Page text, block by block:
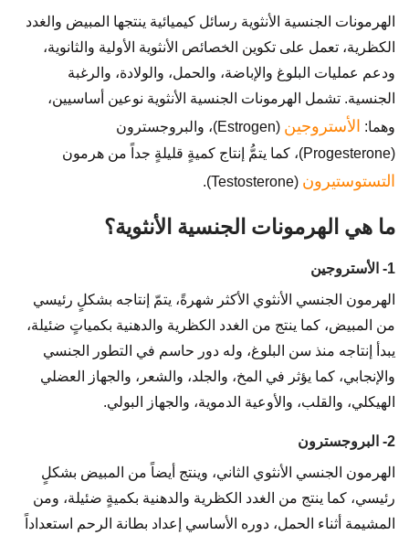
الهرمونات الجنسية الأنثوية رسائل كيميائية ينتجها المبيض والغدد
الكظرية، تعمل على تكوين الخصائص الأنثوية الأولية والثانوية،
ودعم عمليات البلوغ والإباضة، والحمل، والولادة، والرغبة
الجنسية. تشمل الهرمونات الجنسية الأنثوية نوعين أساسيين،
وهما: الأستروجين
(Estrogen)، والبروجسترون
(Progesterone)، كما يتمُّ إنتاج كميةٍ قليلةٍ جداً من هرمون
التستوستيرون (Testosterone).
ما هي الهرمونات الجنسية الأنثوية؟
1- الأستروجين
الهرمون الجنسي الأنثوي الأكثر شهرةً، يتمّ إنتاجه بشكلٍ رئيسي
من المبيض، كما ينتج من الغدد الكظرية والدهنية بكمياتٍ ضئيلة،
يبدأ إنتاجه منذ سن البلوغ، وله دور حاسم في التطور الجنسي
والإنجابي، كما يؤثر في المخ، والجلد، والشعر، والجهاز العضلي
الهيكلي، والقلب، والأوعية الدموية، والجهاز البولي.
2- البروجسترون
الهرمون الجنسي الأنثوي الثاني، وينتج أيضاً من المبيض بشكلٍ
رئيسي، كما ينتج من الغدد الكظرية والدهنية بكميةٍ ضئيلة، ومن
المشيمة أثناء الحمل، دوره الأساسي إعداد بطانة الرحم استعداداً